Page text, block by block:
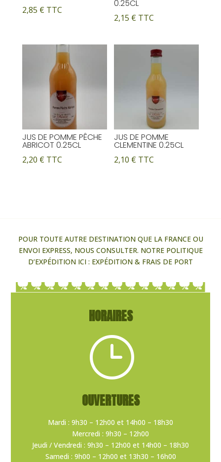
2,85 € TTC
0.25CL
2,15 € TTC
JUS DE POMME PÊCHE
ABRICOT 0.25CL
2,20 € TTC
JUS DE POMME
CLEMENTINE 0.25CL
2,10 € TTC
POUR TOUTE AUTRE DESTINATION QUE LA FRANCE OU
ENVOI EXPRESS, NOUS CONSULTER. NOTRE POLITIQUE
D’EXPÉDITION ICI : EXPÉDITION & FRAIS DE PORT
HORAIRES
}
OUVERTURES
Mardi : 9h30 – 12h00 et 14h00 – 18h30
Mercredi : 9h30 – 12h00
Jeudi / Vendredi : 9h30 – 12h00 et 14h00 – 18h30
Samedi : 9h00 – 12h00 et 13h30 – 16h00